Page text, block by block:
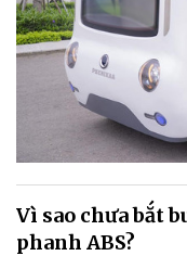
Vì sao chưa bắt
phanh ABS?